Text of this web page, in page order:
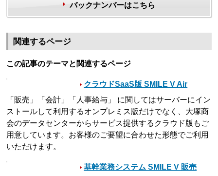
バックナンバーはこちら
関連するページ
この記事のテーマと関連するページ
クラウドSaaS版 SMILE V Air
「販売」「会計」「人事給与」 に関してはサーバーにイン
ストールして利用するオンプレミス版だけでなく、大塚商
会のデータセンターからサービス提供するクラウド版もご
用意しています。お客様のご要望に合わせた形態でご利用
いただけます。
基幹業務システム SMILE V 販売